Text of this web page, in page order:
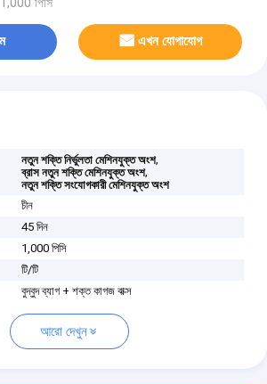
এখন যোগাযোগ
নতুন শক্তি নির্ভুলতা মেশিনযুক্ত অংশ,
ব্রাস নতুন শক্তি মেশিনযুক্ত অংশ,
নতুন শক্তি সংযোগকারী মেশিনযুক্ত অংশ
চীন
45 দিন
1,000 পিসি
টি/টি
বুদ্বুদ ব্যাগ + শক্ত কাগজ বাক্স
আরো দেখুন